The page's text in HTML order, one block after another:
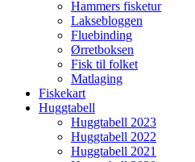
Hammers fisketur
Laksebloggen
Fluebinding
Ørretboksen
Fisk til folket
Matlaging
Fiskekart
Huggtabell
Huggtabell 2023
Huggtabell 2022
Huggtabell 2021